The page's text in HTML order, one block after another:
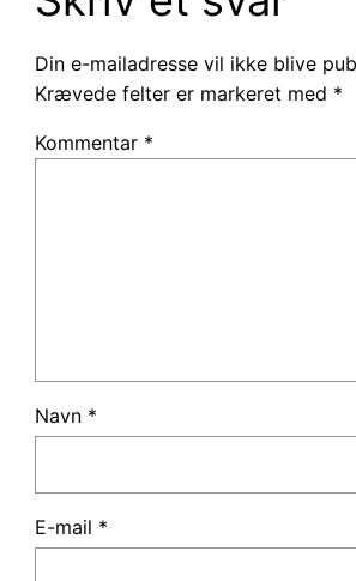
Din e-mailadresse vil ikke blive
Krævede felter er markeret med *
Kommentar *
Navn *
E-mail *